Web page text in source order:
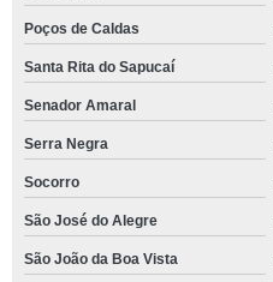
Poços de Caldas
Santa Rita do Sapucaí
Senador Amaral
Serra Negra
Socorro
São José do Alegre
São João da Boa Vista